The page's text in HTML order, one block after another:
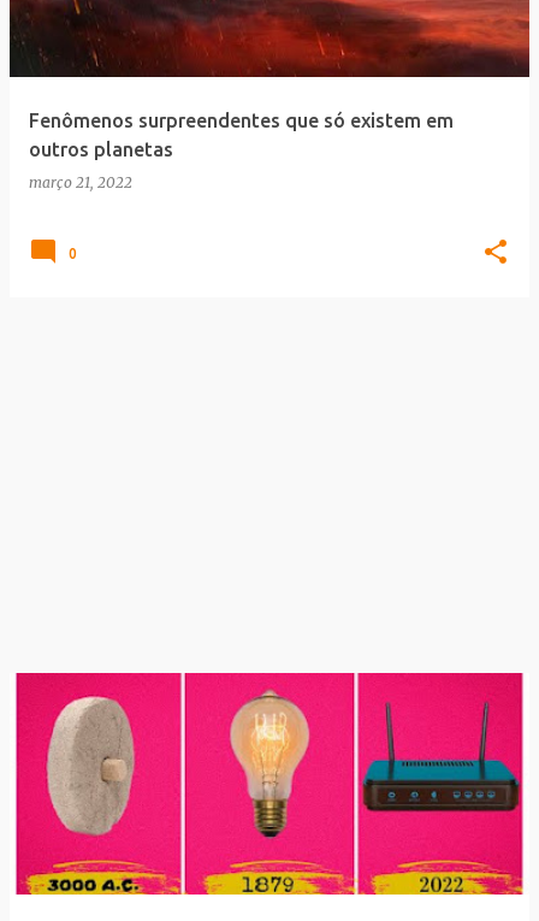
a
Fenômenos surpreendentes que só existem em
outros planetas
março 21, 2022
0